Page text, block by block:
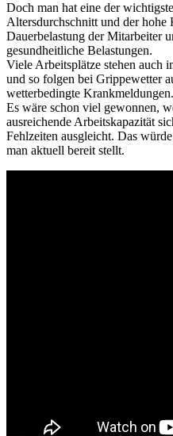
Doch man hat eine der
Altersdurchschnitt und der hohe
Dauerbelastung der Mitarbeiter
gesundheitliche Belastungen.
Viele Arbeitsplätze stehen auch
und so folgen bei Grippewetter
wetterbedingte Krankmeldungen.
Es wäre schon viel gewonnen,
ausreichende Arbeitskapazität
Fehlzeiten ausgleicht. Das
man aktuell bereit stellt.